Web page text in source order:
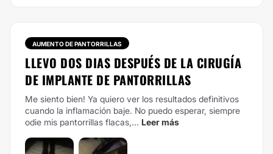
AUMENTO DE PANTORRILLAS
LLEVO DOS DIAS DESPUÉS DE LA CIRUGÍA
DE IMPLANTE DE PANTORRILLAS
Me siento bien! Ya quiero ver los resultados definitivos
cuando la inflamación baje. No puedo esperar, siempre
odie mis pantorrillas flacas,... Leer más